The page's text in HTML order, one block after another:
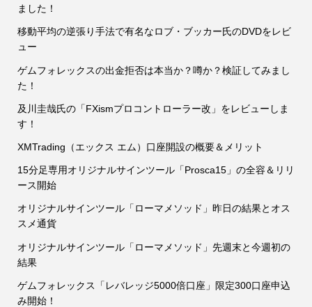
ました！
移動平均の逆張り手法で有名なロブ・ブッカー氏のDVDをレビ
ュー
ゲムフォレックスの出金拒否は本当か？噂か？検証してみまし
た！
及川圭哉氏の「FXismプロコントローラー改」をレビューしま
す！
XMTrading（エックス エム）口座開設の概要＆メリット
15分足専用オリジナルサインツール「Prosca15」の全容＆リリ
ース開始
オリジナルサインツール「ローマメソッド」昨日の結果とオス
スメ通貨
オリジナルサインツール「ローマメソッド」先週末と今週初の
結果
ゲムフォレックス「レバレッジ5000倍口座」限定300口座申込
み開始！